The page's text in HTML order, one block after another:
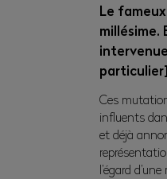
Le
Ces
influents
et déjà
l’égard